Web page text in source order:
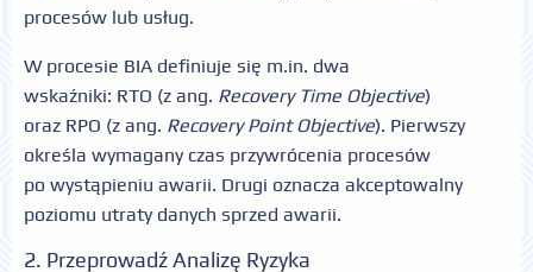
procesów lub usług.
W procesie BIA definiuje się m.in. dwa
wskaźniki: RTO (z ang. Recovery Time Objective)
oraz RPO (z ang. Recovery Point Objective). Pierwszy
określa wymagany czas przywrócenia procesów
po wystąpieniu awarii. Drugi oznacza akceptowalny
poziomu utraty danych sprzed awarii.
2. Przeprowadź Analizę Ryzyka